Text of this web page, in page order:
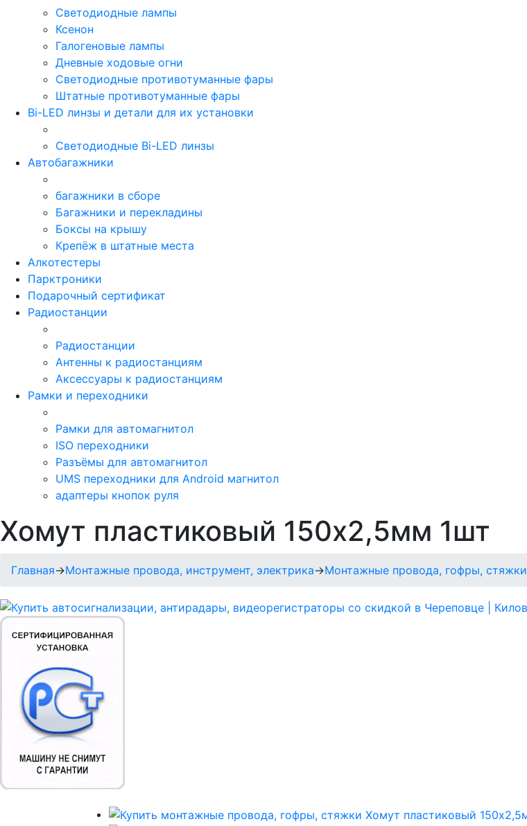
Светодиодные лампы
Ксенон
Галогеновые лампы
Дневные ходовые огни
Светодиодные противотуманные фары
Штатные противотуманные фары
Bi-LED линзы и детали для их установки
Светодиодные Bi-LED линзы
Автобагажники
багажники в сборе
Багажники и перекладины
Боксы на крышу
Крепёж в штатные места
Алкотестеры
Парктроники
Подарочный сертификат
Радиостанции
Радиостанции
Антенны к радиостанциям
Аксессуары к радиостанциям
Рамки и переходники
Рамки для автомагнитол
ISO переходники
Разъёмы для автомагнитол
UMS переходники для Android магнитол
адаптеры кнопок руля
Хомут пластиковый 150х2,5мм 1шт
Главная→Монтажные провода, инструмент, электрика→Монтажные провода, гофры, стяжки